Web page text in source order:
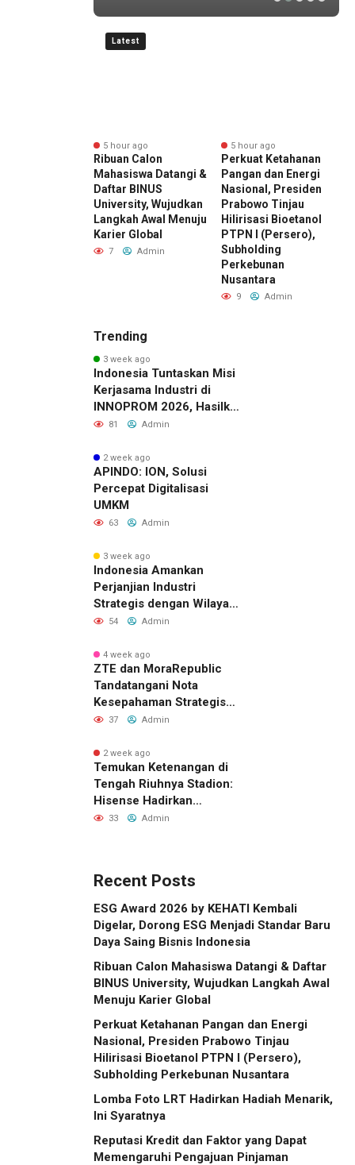
Latest
5 hour ago
Ribuan Calon
Mahasiswa Datangi &
Daftar BINUS
University, Wujudkan
Langkah Awal Menuju
Karier Global
7 Admin
5 hour ago
Perkuat Ketahanan
Pangan dan Energi
Nasional, Presiden
Prabowo Tinjau
Hilirisasi Bioetanol
PTPN I (Persero),
Subholding
Perkebunan
Nusantara
9 Admin
Trending
3 week ago
Indonesia Tuntaskan Misi
Kerjasama Industri di
INNOPROM 2026, Hasilkan
Belasan Kerja Sama
81 Admin
2 week ago
APINDO: ION, Solusi
Percepat Digitalisasi
UMKM
63 Admin
3 week ago
Indonesia Amankan
Perjanjian Industri
Strategis dengan Wilayah
Sverdlovsk, Rusia untuk
54 Admin
4 week ago
ZTE dan MoraRepublic
Tandatangani Nota
Kesepahaman Strategis
untuk Memperluas
Indonesia
37 Admin
2 week ago
Temukan Ketenangan di
Tengah Riuhnya Stadion:
Hisense Hadirkan
Pengalaman FIFA World
Kota Tuan Rumah
33 Admin
Recent Posts
ESG Award 2026 by KEHATI Kembali
Digelar, Dorong ESG Menjadi Standar Baru
Daya Saing Bisnis Indonesia
Ribuan Calon Mahasiswa Datangi & Daftar
BINUS University, Wujudkan Langkah Awal
Menuju Karier Global
Perkuat Ketahanan Pangan dan Energi
Nasional, Presiden Prabowo Tinjau
Hilirisasi Bioetanol PTPN I (Persero),
Subholding Perkebunan Nusantara
Lomba Foto LRT Hadirkan Hadiah Menarik,
Ini Syaratnya
Reputasi Kredit dan Faktor yang Dapat
Memengaruhi Pengajuan Pinjaman